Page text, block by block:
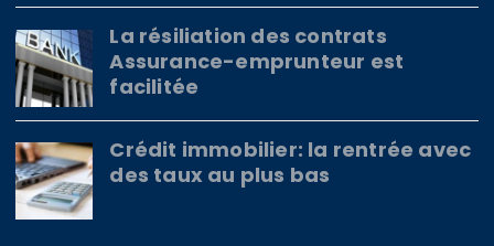
La résiliation des contrats
Assurance-emprunteur est
facilitée
Crédit immobilier: la rentrée avec
des taux au plus bas